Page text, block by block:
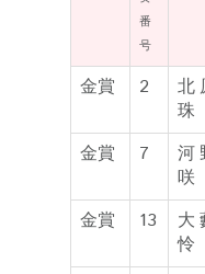
番
号
金賞 2
珠
金賞 7
咲
金賞 13
怜